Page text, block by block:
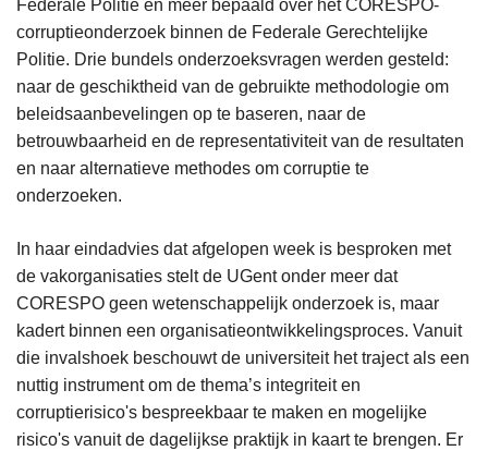
Federale Politie en meer bepaald over het CORESPO-
corruptieonderzoek binnen de Federale Gerechtelijke
Politie. Drie bundels onderzoeksvragen werden gesteld:
naar de geschiktheid van de gebruikte methodologie om
beleidsaanbevelingen op te baseren, naar de
betrouwbaarheid en de representativiteit van de resultaten
en naar alternatieve methodes om corruptie te
onderzoeken.
In haar eindadvies dat afgelopen week is besproken met
de vakorganisaties stelt de UGent onder meer dat
CORESPO geen wetenschappelijk onderzoek is, maar
kadert binnen een organisatieontwikkelingsproces. Vanuit
die invalshoek beschouwt de universiteit het traject als een
nuttig instrument om de thema’s integriteit en
corruptierisico's bespreekbaar te maken en mogelijke
risico's vanuit de dagelijkse praktijk in kaart te brengen. Er